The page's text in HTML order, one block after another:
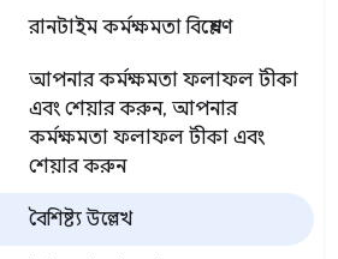
রানটাইম কর্মক্ষমতা বিশ্লেষণ
আপনার কর্মক্ষমতা ফলাফল টীকা
এবং শেয়ার করুন, আপনার
কর্মক্ষমতা ফলাফল টীকা এবং
শেয়ার করুন
বৈশিষ্ট্য উল্লেখ